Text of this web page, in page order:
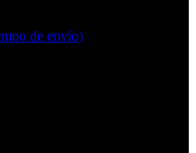
de envío)